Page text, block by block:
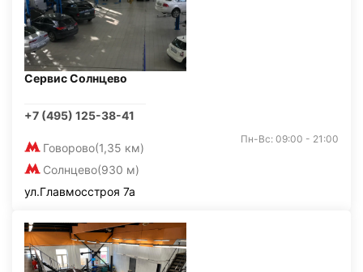
Сервис Солнцево
+7 (495) 125-38-41
Говорово(1,35 км)
Солнцево(930 м)
Пн-Вс: 09:00 - 21:00
ул.Главмосстроя 7а